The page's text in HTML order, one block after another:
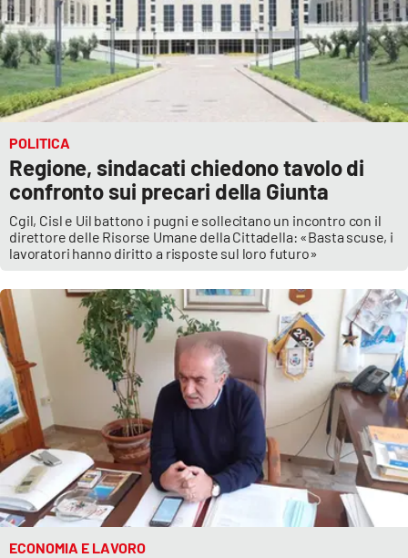
POLITICA
Regione, sindacati chiedono tavolo di
confronto sui precari della Giunta
Cgil, Cisl e Uil battono i pugni e sollecitano un incontro con il
direttore delle Risorse Umane della Cittadella: «Basta scuse, i
lavoratori hanno diritto a risposte sul loro futuro»
ECONOMIA E LAVORO